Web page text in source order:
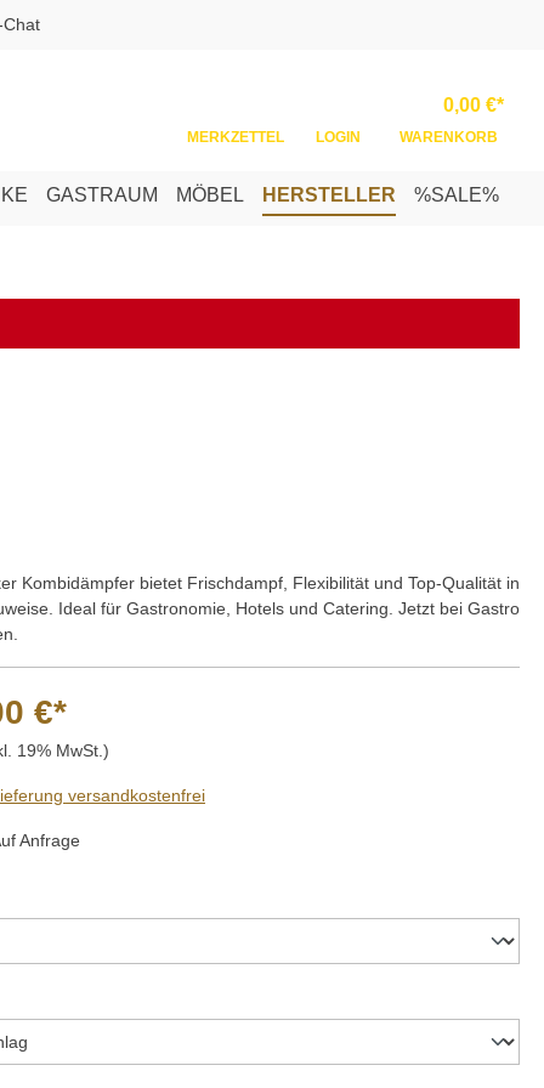
MERKZETTEL LOGIN
0,00 €*
WARENKORB
GASTRAUM MÖBEL HERSTELLER %SALE%
Kombidämpfer bietet Frischdampf, Flexibilität und Top-Qualität in
Ideal für Gastronomie, Hotels und Catering. Jetzt bei Gastro
€*
19% MwSt.)
versandkostenfrei
Anfrage